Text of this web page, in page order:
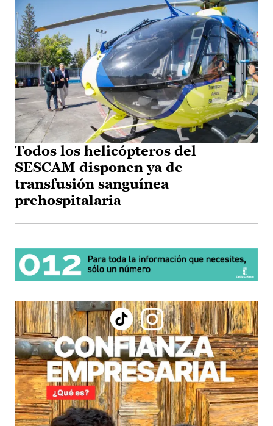
Todos los helicópteros del
SESCAM disponen ya de
transfusión sanguínea
prehospitalaria